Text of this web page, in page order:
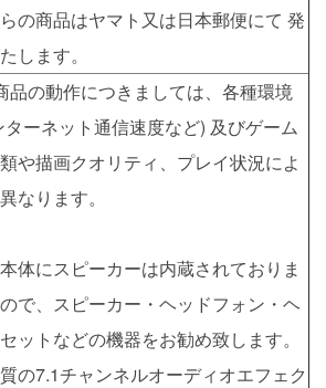
の商品はヤマト又は日本郵便にて 発
します。
品の動作につきましては、各種環境
ターネット通信速度など) 及びゲーム
や描画クオリティ、プレイ状況によ
なります。
体にスピーカーは内蔵されておりま
で、スピーカー・ヘッドフォン・ヘ
ットなどの機器をお勧め致します。
の7.1チャンネルオーディオエフェク